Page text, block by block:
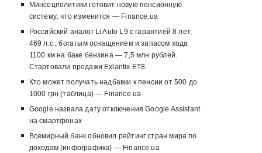
Минсоцполитики готовит новую пенсионную
систему: что изменится — Finance.ua
Российский аналог Li Auto L9 с гарантией 8 лет,
469 л.с., богатым оснащением и запасом хода
1100 км на баке бензина — 7,5 млн рублей.
Стартовали продажи Exlantix ET8
Кто может получать надбавки к пенсии от 500 до
1000 грн (таблица) — Finance.ua
Google назвала дату отключения Google Assistant
на смартфонах
Всемирный банк обновил рейтинг стран мира по
доходам (инфографика) — Finance.ua